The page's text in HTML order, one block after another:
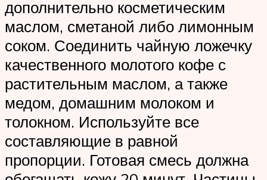
дополнительно косметическим
маслом, сметаной либо лимонным
соком. Соединить чайную ложечку
качественного молотого кофе с
растительным маслом, а также
медом, домашним молоком и
толокном. Используйте все
составляющие в равной
пропорции. Готовая смесь должна